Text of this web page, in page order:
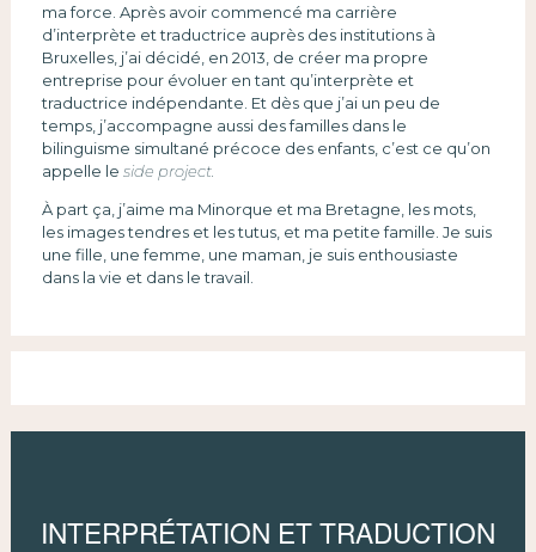
ma force. Après avoir commencé ma carrière
d’interprète et traductrice auprès des institutions à
Bruxelles, j’ai décidé, en 2013, de créer ma propre
entreprise pour évoluer en tant qu’interprète et
traductrice indépendante. Et dès que j’ai un peu de
temps, j’accompagne aussi des familles dans le
bilinguisme simultané précoce des enfants, c’est ce qu’on
appelle le side project.
À part ça, j’aime ma Minorque et ma Bretagne, les mots,
les images tendres et les tutus, et ma petite famille. Je suis
une fille, une femme, une maman, je suis enthousiaste
dans la vie et dans le travail.
INTERPRÉTATION ET TRADUCTION